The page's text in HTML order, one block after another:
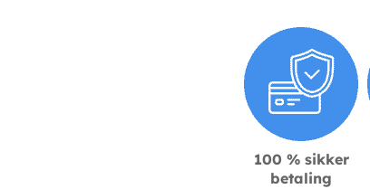
100 % sikker
betaling